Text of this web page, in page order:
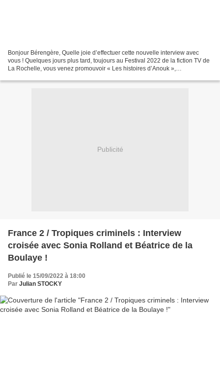
Bonjour Bérengère, Quelle joie d’effectuer cette nouvelle interview avec
vous ! Quelques jours plus tard, toujours au Festival 2022 de la fiction TV de
La Rochelle, vous venez promouvoir « Les histoires d’Anouk »,
Publicité
France 2 / Tropiques criminels : Interview
croisée avec Sonia Rolland et Béatrice de la
Boulaye !
Publié le 15/09/2022 à 18:00
Par Julian STOCKY